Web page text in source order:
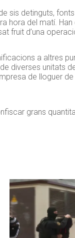
sis detinguts,
hora del matí.
fruit d’una
a altres
diverses unitats
de lloguer
grans